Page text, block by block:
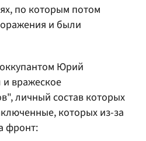
по которым потом
и были
Юрий
вражеское
личный состав которых
которых из-за
фронт: